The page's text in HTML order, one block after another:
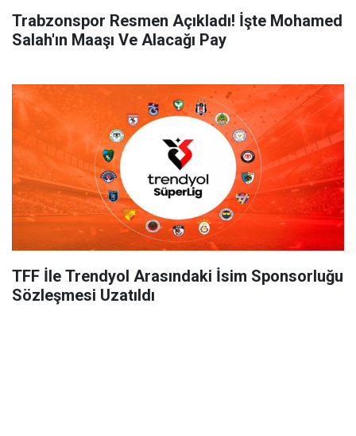
Trabzonspor Resmen Açıkladı! İşte Mohamed
Salah'ın Maaşı Ve Alacağı Pay
TFF İle Trendyol Arasındaki İsim Sponsorluğu
Sözleşmesi Uzatıldı